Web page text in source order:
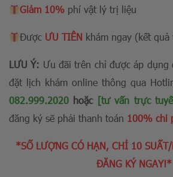
Giảm 10% phí vật lý trị liệu
Được ƯU TIÊN khám ngay (kết
LƯU Ý: Ưu đãi trên chỉ được áp
đặt lịch khám online thông qua
082.999.2020 hoặc [tư vấn trực
đăng ký sẽ phải thanh toán 100% chi
*SỐ LƯỢNG CÓ HẠN, CHỈ 10 SUẤT/
ĐĂNG KÝ NGAY!*